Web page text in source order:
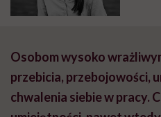
Osobom wysoko
przebicia, przebojowości,
chwalenia siebie w pracy.